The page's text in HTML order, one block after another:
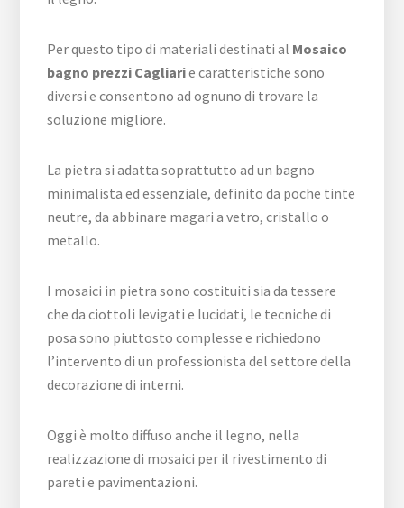
Per questo tipo di materiali destinati al Mosaico
bagno prezzi Cagliarie caratteristiche sono
diversi e consentono ad ognuno di trovare la
soluzione migliore.
La pietra si adatta soprattutto ad un bagno
minimalista ed essenziale, definito da poche tinte
neutre, da abbinare magari a vetro, cristallo o
metallo.
I mosaici in pietra sono costituiti sia da tessere
che da ciottoli levigati e lucidati, le tecniche di
posa sono piuttosto complesse e richiedono
l’intervento di un professionista del settore della
decorazione di interni.
Oggi è molto diffuso anche il legno, nella
realizzazione di mosaici per il rivestimento di
pareti e pavimentazioni.